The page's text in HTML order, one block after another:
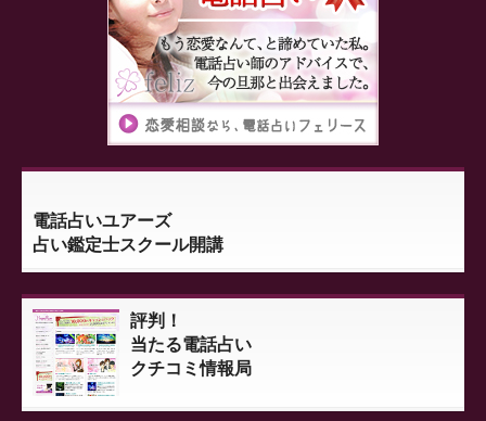
電話占いユアーズ
占い鑑定士スクール開講
評判！
当たる電話占い
クチコミ情報局